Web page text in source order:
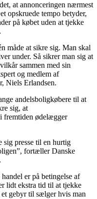
at annonceringen nærmest
opskruede tempo betyder,
på købet uden at tjekke
måde at sikre sig. Man skal
under. Så sikrer man sig at
sammen med sin
og medlem af
Niels Erlandsen.
andelsboligkøbere til at
sig, at
fremtiden ødelægger
sig presse til en hurtig
fortæller Danske
er på betingelse af
lidt ekstra tid til at tjekke
gebyr til sælger hvis man